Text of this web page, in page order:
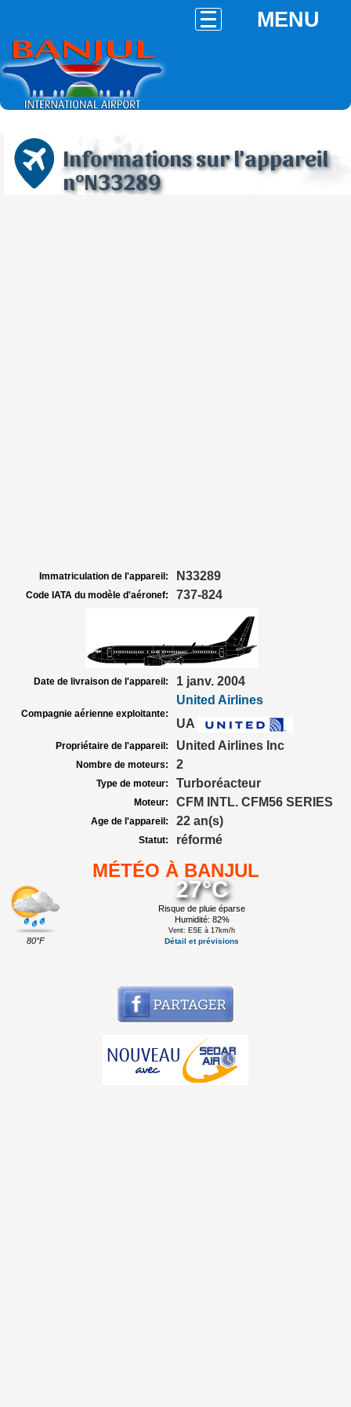
MENU
Informations sur l'appareil
n°N33289
Immatriculation de l'appareil: N33289
Code IATA du modèle d'aéronef: 737-824
Date de livraison de l'appareil: 1 janv. 2004
Compagnie aérienne exploitante:
United Airlines
UA
Propriétaire de l'appareil: United Airlines Inc
Nombre de moteurs: 2
Type de moteur: Turboréacteur
Moteur: CFM INTL. CFM56 SERIES
Age de l'appareil: 22 an(s)
Statut: réformé
MÉTÉO À BANJUL
80°F
27°C
Risque de pluie éparse
Humidité: 82%
Vent: ESE à 17km/h
Détail et prévisions